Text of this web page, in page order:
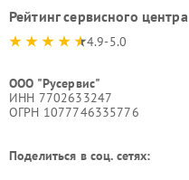
Рейтинг сервисного центра
4.9-5.0
ООО "Русервис"
ИНН 7702633247
ОГРН 1077746335776
Поделиться в соц. сетях: